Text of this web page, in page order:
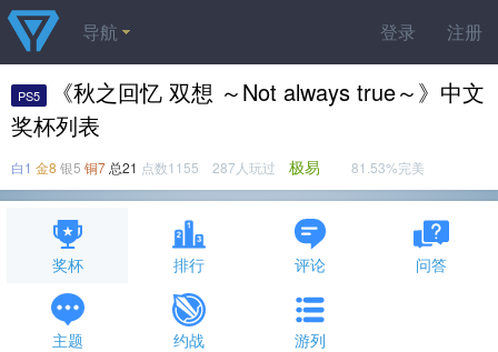
登录 注册
导航
PS5
《秋之回忆 双想 ～Not always true～》中文
奖杯列表
白1 金8 银5 铜7 总21 点数1155 287人玩过 极易 81.53%完美
奖杯 排行 评论 问答
主题 约战 游列